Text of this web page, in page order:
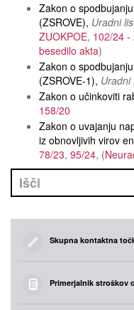
Zakon o
(ZSROVE) Uradni
ZUOKPOE 102/24 -
besedilo akta
Zakon o
(ZSROVE-1) Uradni
Zakon o učinkoviti
158/20
Zakon o uvajanju
iz obnovljivih virov
78/23 95/24
Skupna kontaktna
Primerjalnik stroškov